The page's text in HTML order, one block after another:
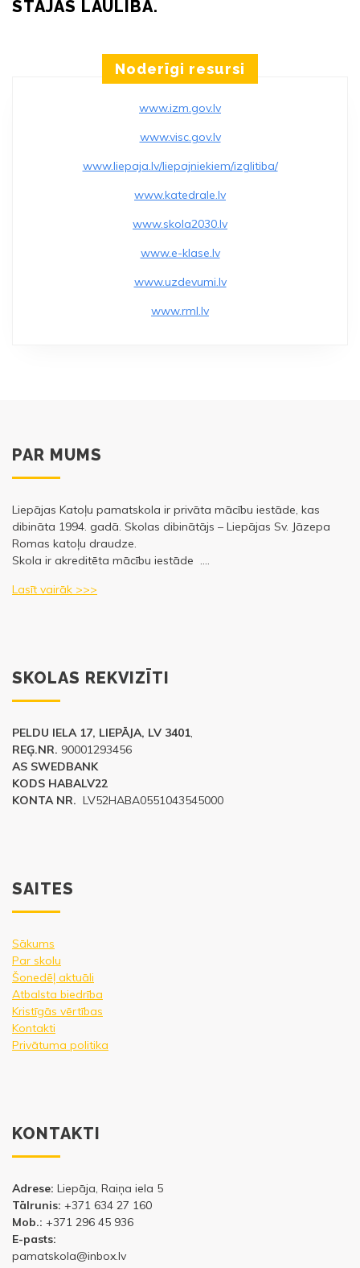
STĀJAS LAULĪBĀ.
Noderīgi resursi
www.izm.gov.lv
www.visc.gov.lv
www.liepaja.lv/liepajniekiem/izglitiba/
www.katedrale.lv
www.skola2030.lv
www.e-klase.lv
www.uzdevumi.lv
www.rml.lv
PAR MUMS
Liepājas Katoļu pamatskola ir privāta mācību iestāde, kas
dibināta 1994. gadā. Skolas dibinātājs – Liepājas Sv. Jāzepa
Romas katoļu draudze.
Skola ir akreditēta mācību iestāde ….
Lasīt vairāk >>>
SKOLAS REKVIZĪTI
PELDU IELA 17, LIEPĀJA, LV 3401,
REĢ.NR. 90001293456
AS SWEDBANK
KODS HABALV22
KONTA NR. LV52HABA0551043545000
SAITES
Sākums
Par skolu
Šonedēļ aktuāli
Atbalsta biedrība
Kristīgās vērtības
Kontakti
Privātuma politika
KONTAKTI
Adrese: Liepāja, Raiņa iela 5
Tālrunis: +371 634 27 160
Mob.: +371 296 45 936
E-pasts:
pamatskola@inbox.lv